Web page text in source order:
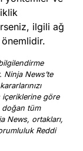
ilgili ağ
Ninja News’te
içeriklerine göre
doğan tüm
News, ortakları,
Reddi